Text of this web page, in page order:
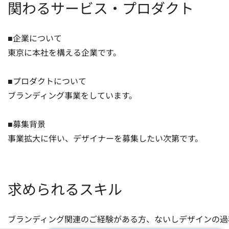
関わるサービス・プロダクト
■企業について
東京に本社を構える企業です。
■プロダクトについて
ブランディング事業をしています。
■募集背景
事業拡大に伴い、デザイナーを募集したい次第です。
求められるスキル
ブランディング関連のご経験がある方、ないしデザインの